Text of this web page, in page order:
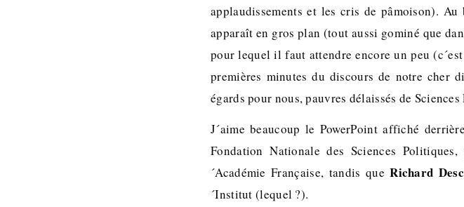
applaudissements et les cris de pâmoison).
apparaît en gros plan (tout aussi gominé que
pour lequel il faut attendre encore un peu
premières minutes du discours de notre cher
égards pour nous, pauvres délaissés de Sciences
J´aime beaucoup le PowerPoint affiché
Fondation Nationale des Sciences
´Académie Française, tandis queRichard
´Institut (lequel ?).